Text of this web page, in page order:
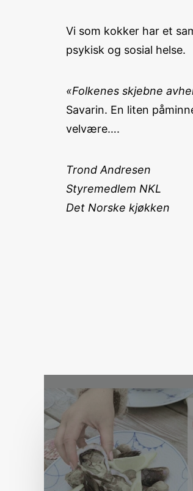
Vi som kokker har et
psykisk og sosial helse.
«Folkenes skjebne
Savarin. En liten
velvære….
Trond Andresen
Styremedlem NKL
Det Norske kjøkken